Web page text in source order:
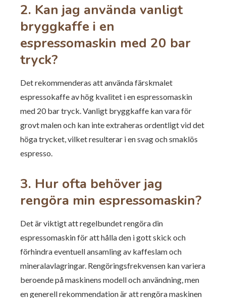
2. Kan jag använda vanligt
bryggkaffe i en
espressomaskin med 20 bar
tryck?
Det rekommenderas att använda färskmalet
espressokaffe av hög kvalitet i en espressomaskin
med 20 bar tryck. Vanligt bryggkaffe kan vara för
grovt malen och kan inte extraheras ordentligt vid det
höga trycket, vilket resulterar i en svag och smaklös
espresso.
3. Hur ofta behöver jag
rengöra min espressomaskin?
Det är viktigt att regelbundet rengöra din
espressomaskin för att hålla den i gott skick och
förhindra eventuell ansamling av kaffeslam och
mineralavlagringar. Rengöringsfrekvensen kan variera
beroende på maskinens modell och användning, men
en generell rekommendation är att rengöra maskinen